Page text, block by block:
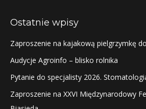
Ostatnie wpisy
Zaproszenie na kajakową pielgrzymkę
Audycje Agroinfo – blisko rolnika
Pytanie do specjalisty 2026.
Zaproszenie na XXVI Międzynarodowy